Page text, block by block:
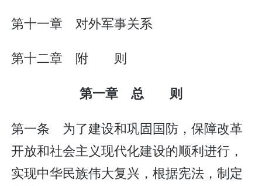
第十一章 对外军事关系
第十二章 附 则
第一章 总 则
第一条 为了建设和巩固国防，保障改革
开放和社会主义现代化建设的顺利进行，
实现中华民族伟大复兴，根据宪法，制定